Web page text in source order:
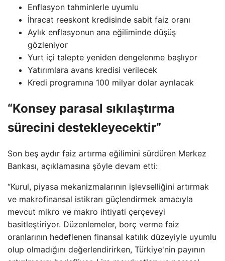
Enflasyon tahminlerle uyumlu
İhracat reeskont kredisinde sabit faiz oranı
Aylık enflasyonun ana eğiliminde düşüş
gözleniyor
Yurt içi talepte yeniden dengelenme başlıyor
Yatırımlara avans kredisi verilecek
Kredi programına 100 milyar dolar ayrılacak
“Konsey parasal sıkılaştırma
sürecini destekleyecektir”
Son beş aydır faiz artırma eğilimini sürdüren Merkez
Bankası, açıklamasına şöyle devam etti:
“Kurul, piyasa mekanizmalarının işlevselliğini artırmak
ve makrofinansal istikrarı güçlendirmek amacıyla
mevcut mikro ve makro ihtiyati çerçeveyi
basitleştiriyor. Düzenlemeler, borç verme faiz
oranlarının hedeflenen finansal katılık düzeyiyle uyumlu
olup olmadığını değerlendirirken, Türkiye'nin payının